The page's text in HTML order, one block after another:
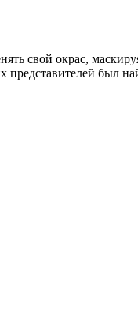
свой окрас,
был